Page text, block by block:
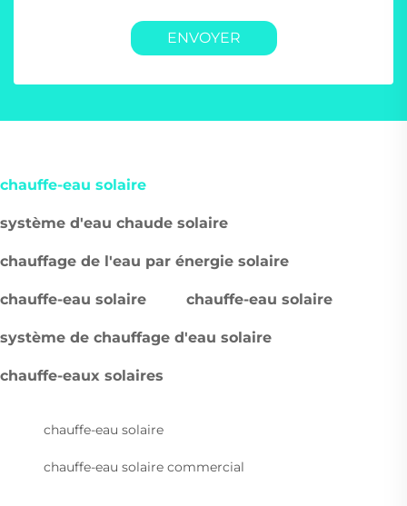
ENVOYER
chauffe-eau solaire
système d'eau chaude solaire
chauffage de l'eau par énergie solaire
chauffe-eau solaire chauffe-eau solaire
système de chauffage d'eau solaire
chauffe-eaux solaires
chauffe-eau solaire
chauffe-eau solaire commercial